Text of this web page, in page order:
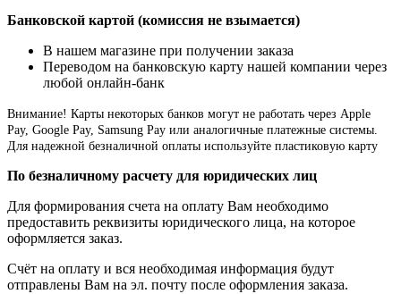
Банковской картой (комиссия не взымается)
В нашем магазине при получении заказа
Переводом на банковскую карту нашей компании через
любой онлайн-банк
Внимание! Карты некоторых банков могут не работать через Apple
Pay, Google Pay, Samsung Pay или аналогичные платежные системы.
Для надежной безналичной оплаты используйте пластиковую карту
По безналичному расчету для юридических лиц
Для формирования счета на оплату Вам необходимо
предоставить реквизиты юридического лица, на которое
оформляется заказ.
Счёт на оплату и вся необходимая информация будут
отправлены Вам на эл. почту после оформления заказа.